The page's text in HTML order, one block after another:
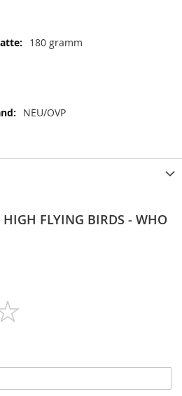
180 gramm
NEU/OVP
HIGH FLYING BIRDS - WHO
stars